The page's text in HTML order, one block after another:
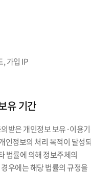
, 가입 IP
유 기간
받은 개인정보 보유·이용
인정보의 처리 목적이 달성
법률에 의해 정보주체의
우에는 해당 법률의 규정을